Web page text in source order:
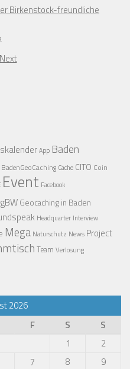
Birkenstock-freundliche
Next
App Baden
BadenGeoCaching Cache CITO Coin
Event Facebook
Geocaching in Baden
Headquarter Interview
Mega Naturschutz News Project
Team Verlosung
2026
F S
S
1
2
7 8
9